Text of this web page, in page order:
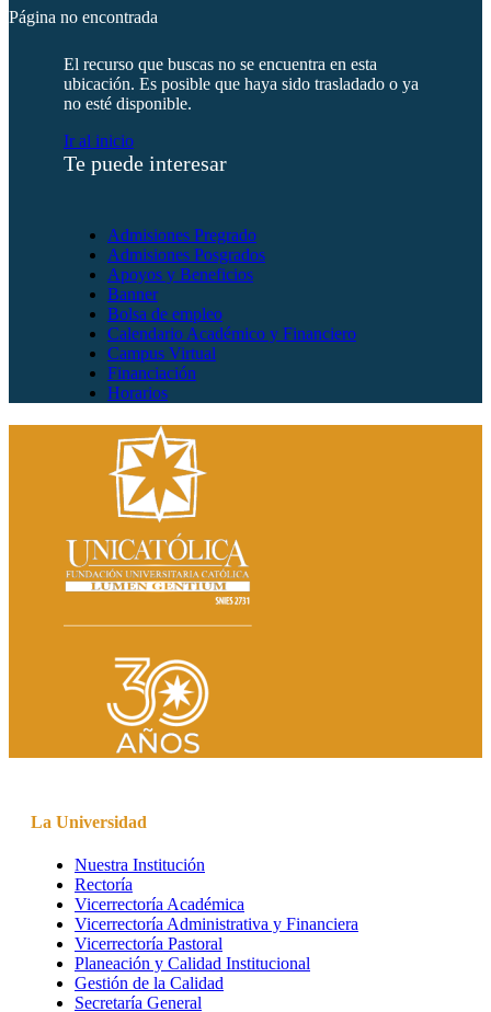
Página no encontrada
El recurso que buscas no se encuentra en esta
ubicación. Es posible que haya sido trasladado o ya
no esté disponible.
Ir al inicio
Te puede interesar
Admisiones Pregrado
Admisiones Posgrados
Apoyos y Beneficios
Banner
Bolsa de empleo
Calendario Académico y Financiero
Campus Virtual
Financiación
Horarios
La Universidad
Nuestra Institución
Rectoría
Vicerrectoría Académica
Vicerrectoría Administrativa y Financiera
Vicerrectoría Pastoral
Planeación y Calidad Institucional
Gestión de la Calidad
Secretaría General